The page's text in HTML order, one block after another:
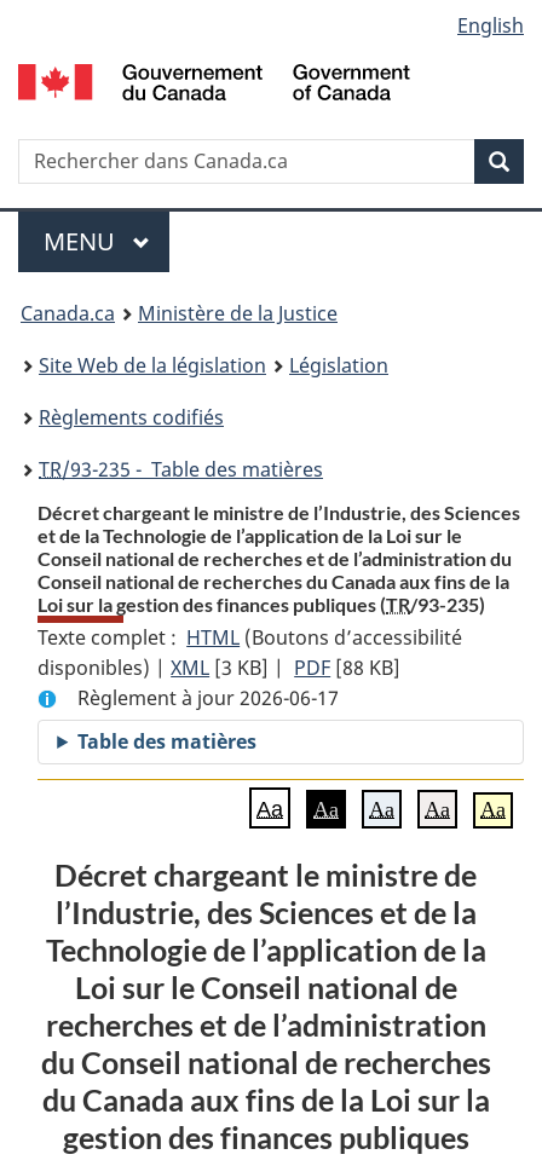
au
contenu
propos
de
la
HTML
simplifiée
selection
English
Recherche
Menu
MENU PRINCIPAL
You
are
here:
Canada.ca
Ministère de la Justice
Site Web de la législation
Législation
Règlements codifiés
TR/93-235 - Table des matières
Décret chargeant le ministre de l’Industrie, des Sciences
et de la Technologie de l’application de la Loi sur le
Conseil national de recherches et de l’administration du
Conseil national de recherches du Canada aux fins de la
Loi sur la gestion des finances publiques (TR/93-235)
Texte complet : HTML Texte
complet
:
Décret
chargeant
le
ministre
l’Industrie,
des
Sciences
et
de
la
Technologie
de
de
(Boutons d’accessibilité
disponibles) |XML Texte
complet
:
Décret
chargeant
de
l’Industrie,
des
Sciences
et
de
la
Technologie
de
l’application
[3 KB] | PDF Texte
complet
:
Décret
chargeant
le
de
l’Industrie,
des
Sciences
et
de
la
Technologie
l’application
[88 KB]
Règlement à jour 2026-06-17
Table des matières
Aa Aa Aa Aa Aa
Décret chargeant le ministre de
l’Industrie, des Sciences et de la
Technologie de l’application de la
Loi sur le Conseil national de
recherches et de l’administration
du Conseil national de recherches
du Canada aux fins de la Loi sur la
gestion des finances publiques